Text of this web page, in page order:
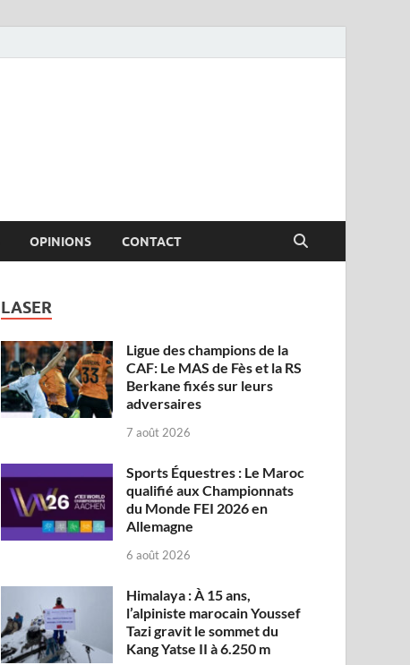
OPINIONS CONTACT
LASER
Ligue des champions de la
CAF: Le MAS de Fès et la RS
Berkane fixés sur leurs
adversaires
7 août 2026
Sports Équestres : Le Maroc
qualifié aux Championnats
du Monde FEI 2026 en
Allemagne
6 août 2026
Himalaya : À 15 ans,
l’alpiniste marocain Youssef
Tazi gravit le sommet du
Kang Yatse II à 6.250 m